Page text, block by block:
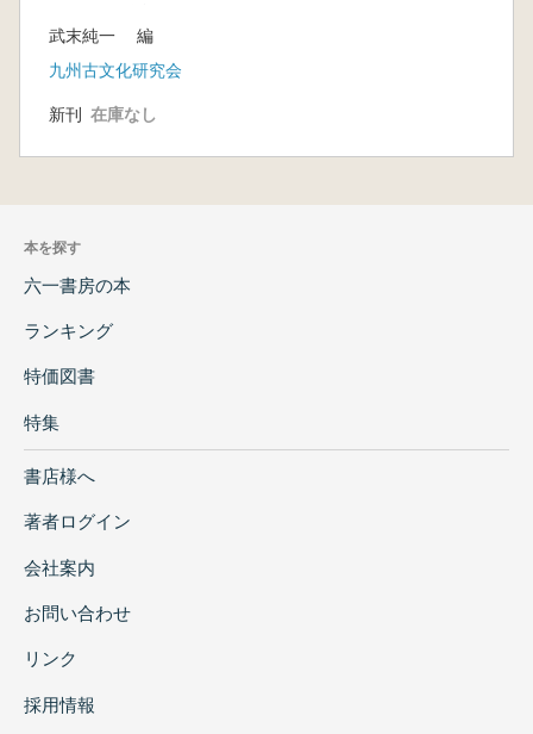
物遺跡調査例とその
性格
武末純一 編
九州古文化研究会
新刊 在庫なし
本を探す
六一書房の本
ランキング
特価図書
特集
書店様へ
著者ログイン
会社案内
お問い合わせ
リンク
採用情報